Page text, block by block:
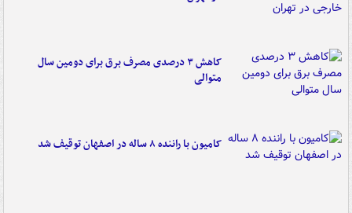
کاهش ۳ درصدی مصرف برق برای دومین سال
متوالی
کامیون با راننده ۸ ساله در اصفهان توقیف شد